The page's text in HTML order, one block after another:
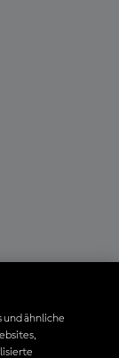
und ähnliche